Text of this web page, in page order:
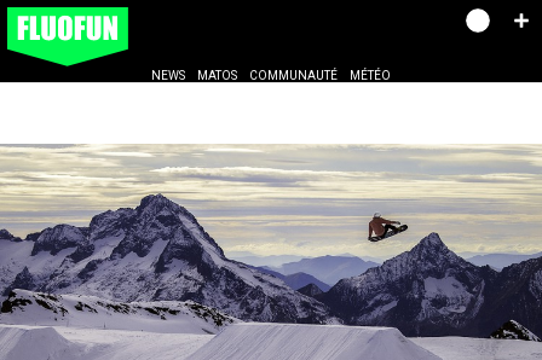
NEWS MATOS COMMUNAUTÉ MÉTÉO